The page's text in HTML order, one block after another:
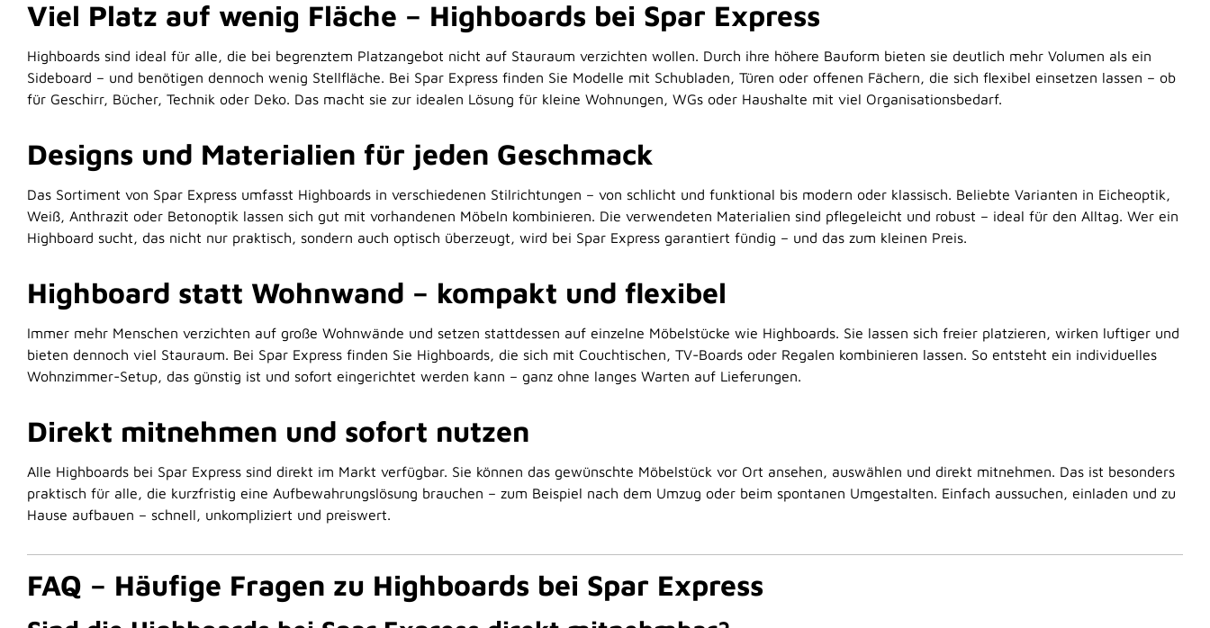
Viel Platz auf wenig Fläche – Highboards bei Spar Express
Highboards sind ideal für alle, die bei begrenztem Platzangebot nicht auf Stauraum verzichten wollen. Durch ihre höhere Bauform bieten sie deutlich mehr Volumen als ein
Sideboard – und benötigen dennoch wenig Stellfläche. Bei Spar Express finden Sie Modelle mit Schubladen, Türen oder offenen Fächern, die sich flexibel einsetzen lassen – ob
für Geschirr, Bücher, Technik oder Deko. Das macht sie zur idealen Lösung für kleine Wohnungen, WGs oder Haushalte mit viel Organisationsbedarf.
Designs und Materialien für jeden Geschmack
Das Sortiment von Spar Express umfasst Highboards in verschiedenen Stilrichtungen – von schlicht und funktional bis modern oder klassisch. Beliebte Varianten in Eicheoptik,
Weiß, Anthrazit oder Betonoptik lassen sich gut mit vorhandenen Möbeln kombinieren. Die verwendeten Materialien sind pflegeleicht und robust – ideal für den Alltag. Wer ein
Highboard sucht, das nicht nur praktisch, sondern auch optisch überzeugt, wird bei Spar Express garantiert fündig – und das zum kleinen Preis.
Highboard statt Wohnwand – kompakt und flexibel
Immer mehr Menschen verzichten auf große Wohnwände und setzen stattdessen auf einzelne Möbelstücke wie Highboards. Sie lassen sich freier platzieren, wirken luftiger und
bieten dennoch viel Stauraum. Bei Spar Express finden Sie Highboards, die sich mit Couchtischen, TV-Boards oder Regalen kombinieren lassen. So entsteht ein individuelles
Wohnzimmer-Setup, das günstig ist und sofort eingerichtet werden kann – ganz ohne langes Warten auf Lieferungen.
Direkt mitnehmen und sofort nutzen
Alle Highboards bei Spar Express sind direkt im Markt verfügbar. Sie können das gewünschte Möbelstück vor Ort ansehen, auswählen und direkt mitnehmen. Das ist besonders
praktisch für alle, die kurzfristig eine Aufbewahrungslösung brauchen – zum Beispiel nach dem Umzug oder beim spontanen Umgestalten. Einfach aussuchen, einladen und zu
Hause aufbauen – schnell, unkompliziert und preiswert.
FAQ – Häufige Fragen zu Highboards bei Spar Express